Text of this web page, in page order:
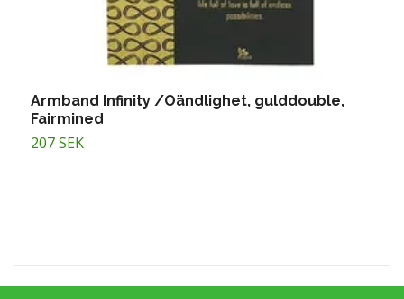
Armband Infinity /Oändlighet, gulddouble,
Fairmined
207 SEK